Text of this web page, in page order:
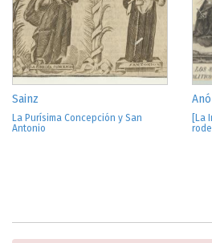
Sainz
La Purísima Concepción y San
Antonio
[La